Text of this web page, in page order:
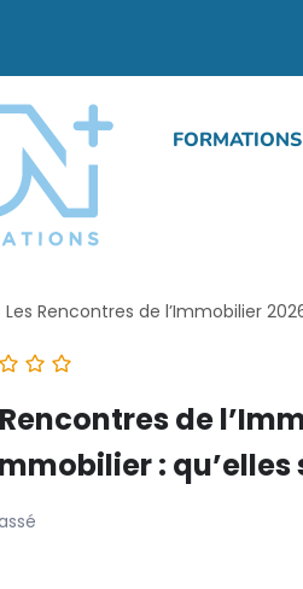
FORMATIONS
Les Rencontres de l’Immobilier
Rencontres de
: